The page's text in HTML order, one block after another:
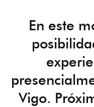
En este
Vigo.